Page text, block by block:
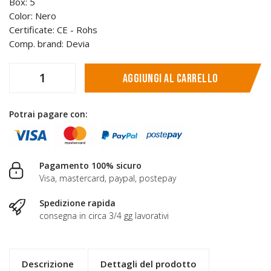
Color: Nero
Certificate: CE - Rohs
Comp. brand: Devia
Aggiungi al carrello
Potrai pagare con:
Pagamento 100% sicuro
Visa, mastercard, paypal, postepay
Spedizione rapida
consegna in circa 3/4 gg lavorativi
Descrizione Dettagli del prodotto